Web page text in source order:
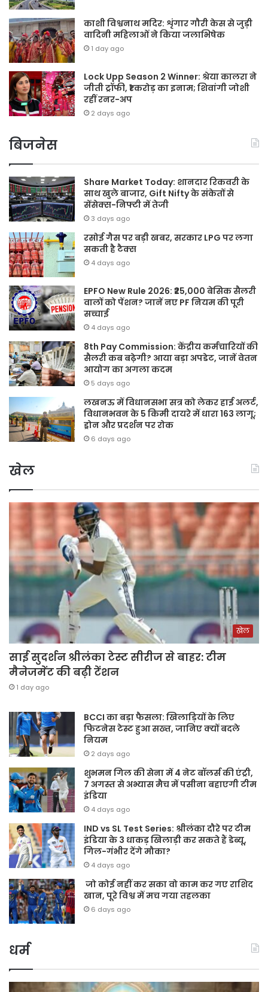
काशी विश्वनाथ मदिर: शृंगार गौरी केस से जुड़ी
वादिनी महिलाओं ने किया जलाभिषेक
1 day ago
Lock Upp Season 2 Winner: श्रेया कालरा ने
जीती ट्रॉफी, ₹1 करोड़ का इनाम; शिवांगी जोशी
रहीं रनर-अप
2 days ago
बिजनेस
Share Market Today: शानदार रिकवरी के
साथ खुले बाजार, Gift Nifty के संकेतों से
सेंसेक्स-निफ्टी में तेजी
3 days ago
रसोई गैस पर बड़ी खबर, सरकार LPG पर लगा
सकती है टैक्स
4 days ago
EPFO New Rule 2026: ₹25,000 बेसिक सैलरी
वालों को पेंशन? जानें नए PF नियम की पूरी
सच्चाई
4 days ago
8th Pay Commission: केंद्रीय कर्मचारियों की
सैलरी कब बढ़ेगी? आया बड़ा अपडेट, जानें वेतन
आयोग का अगला कदम
5 days ago
लखनऊ में विधानसभा सत्र को लेकर हाई अलर्ट,
विधानभवन के 5 किमी दायरे में धारा 163 लागू;
ड्रोन और प्रदर्शन पर रोक
6 days ago
खेल
खेल
साई सुदर्शन श्रीलंका टेस्ट सीरीज से बाहर: टीम
मैनेजमेंट की बढ़ी टेंशन
1 day ago
BCCI का बड़ा फैसला: खिलाड़ियों के लिए
फिटनेस टेस्ट हुआ सख्त, जानिए क्यों बदले
नियम
2 days ago
शुभमन गिल की सेना में 4 नेट बॉलर्स की एंट्री,
7 अगस्त से अभ्यास मैच में पसीना बहाएगी टीम
इंडिया
4 days ago
IND vs SL Test Series: श्रीलंका दौरे पर टीम
इंडिया के 3 धाकड़ खिलाड़ी कर सकते हैं डेब्यू,
गिल-गंभीर देंगे मौका?
4 days ago
जो कोई नहीं कर सका वो काम कर गए राशिद
खान, पूरे विश्व में मच गया तहलका
6 days ago
धर्म